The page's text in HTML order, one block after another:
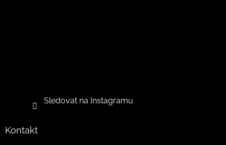
Sledovat na Instagramu
Kontakt